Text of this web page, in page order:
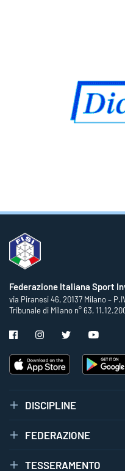
Federazione Italiana Sport
via Piranesi 46, 20137 Milano –
Tribunale di Milano n° 63,
DISCIPLINE
FEDERAZIONE
TESSERAMENTO